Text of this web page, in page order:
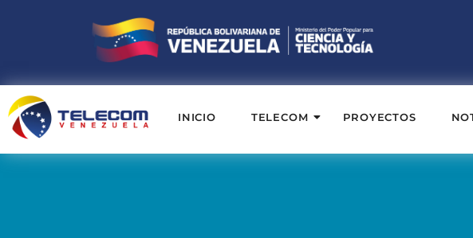
INICIO TELECOM PROYECTOS